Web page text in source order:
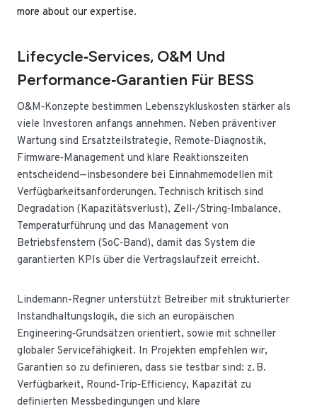
more about our expertise.
Lifecycle‑Services, O&M Und
Performance‑Garantien Für BESS
O&M‑Konzepte bestimmen Lebenszykluskosten stärker als
viele Investoren anfangs annehmen. Neben präventiver
Wartung sind Ersatzteilstrategie, Remote‑Diagnostik,
Firmware‑Management und klare Reaktionszeiten
entscheidend—insbesondere bei Einnahmemodellen mit
Verfügbarkeitsanforderungen. Technisch kritisch sind
Degradation (Kapazitätsverlust), Zell‑/String‑Imbalance,
Temperaturführung und das Management von
Betriebsfenstern (SoC‑Band), damit das System die
garantierten KPIs über die Vertragslaufzeit erreicht.
Lindemann-Regner unterstützt Betreiber mit strukturierter
Instandhaltungslogik, die sich an europäischen
Engineering‑Grundsätzen orientiert, sowie mit schneller
globaler Servicefähigkeit. In Projekten empfehlen wir,
Garantien so zu definieren, dass sie testbar sind: z. B.
Verfügbarkeit, Round‑Trip‑Efficiency, Kapazität zu
definierten Messbedingungen und klare